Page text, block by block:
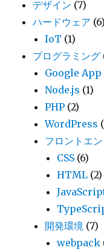
デザイン (7)
ハードウェア (6)
IoT (1)
プログラミング
Google
Node.js (1)
PHP (2)
WordPress
フロントエン
CSS (6)
HTML (2)
開発環境 (7)
webpack